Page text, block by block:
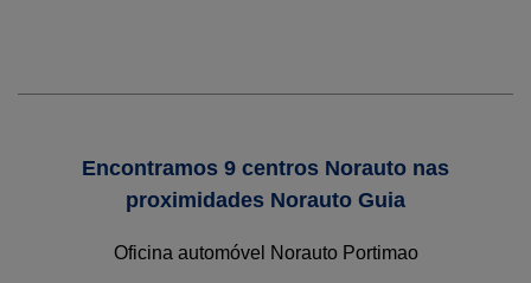
Encontramos 9 centros Norauto nas
proximidades Norauto Guia
Oficina automóvel Norauto Portimao